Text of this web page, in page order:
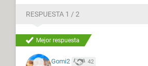
RESPUESTA 1 / 2
Mejor respuesta
Gomi2 42